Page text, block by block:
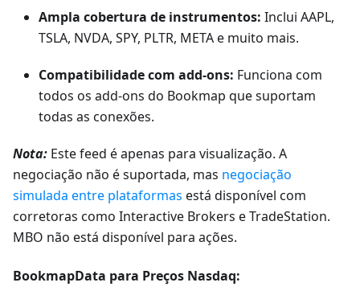
Ampla cobertura de instrumentos: Inclui AAPL,
TSLA, NVDA, SPY, PLTR, META e muito mais.
Compatibilidade com add-ons: Funciona com
todos os add-ons do Bookmap que suportam
todas as conexões.
Nota: Este feed é apenas para visualização. A
negociação não é suportada, mas negociação
simulada entre plataformas está disponível com
corretoras como Interactive Brokers e TradeStation.
MBO não está disponível para ações.
BookmapData para Preços Nasdaq: